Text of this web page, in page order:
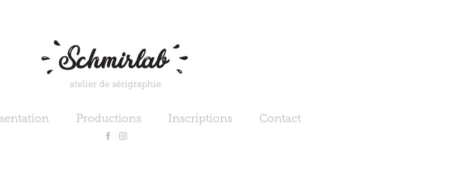
atelier de sérigraphie
Productions Inscriptions Contact